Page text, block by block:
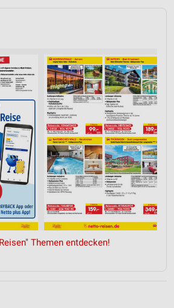
Themen entdecken!